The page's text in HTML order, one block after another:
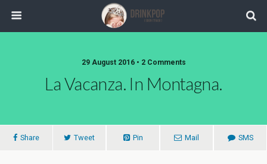
29 August 2016 • 2 Comments
La Vacanza. In Montagna.
Share Tweet Pin Mail SMS